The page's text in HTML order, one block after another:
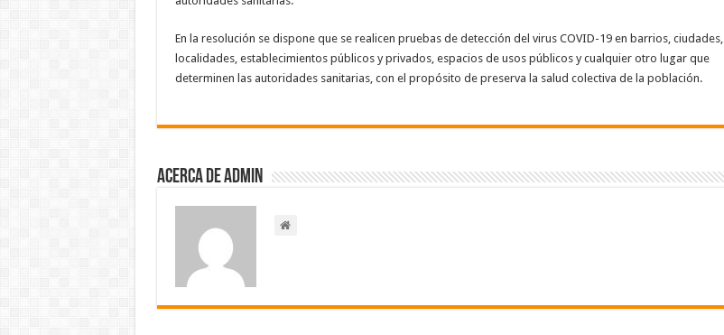
En la resolución se dispone que se realicen pruebas de detección del virus COVID-19 en barrios, ciudades,
localidades, establecimientos públicos y privados, espacios de usos públicos y cualquier otro lugar que
determinen las autoridades sanitarias, con el propósito de preserva la salud colectiva de la población.
Acerca de admin